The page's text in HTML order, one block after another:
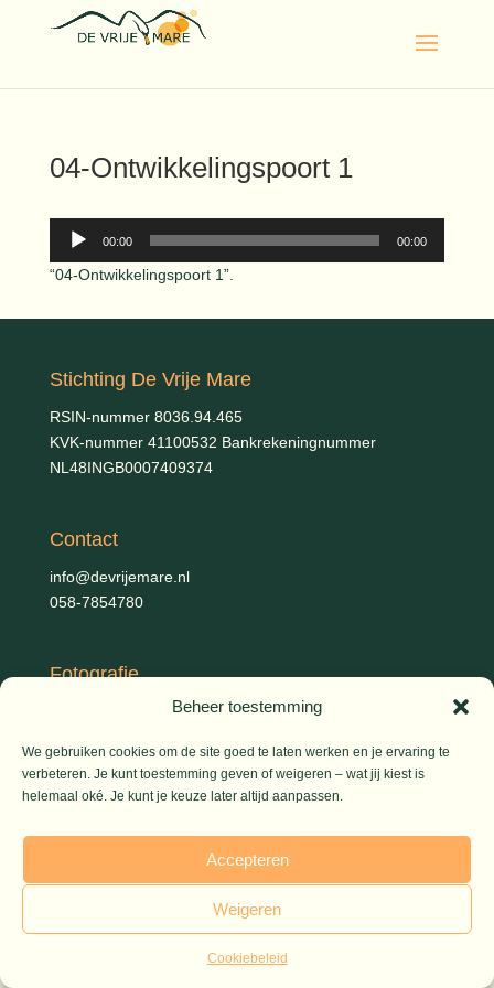
Beheer toestemming
We gebruiken cookies om de site goed te laten werken en je ervaring te
verbeteren. Je kunt toestemming geven of weigeren – wat jij kiest is
helemaal oké. Je kunt je keuze later altijd aanpassen.
Accepteren
Weigeren
Cookiebeleid
04-Ontwikkelingspoort 1
Audiospeler
00:00 00:00
“04-Ontwikkelingspoort 1”.
Stichting De Vrije Mare
RSIN-nummer 8036.94.465
KVK-nummer 41100532 Bankrekeningnummer
NL48INGB0007409374
Contact
info@devrijemare.nl
058-7854780
Fotografie
Gerold Febis, Johanna Koelman, Ronald de Jong,
© 2026 De Vrije Mare